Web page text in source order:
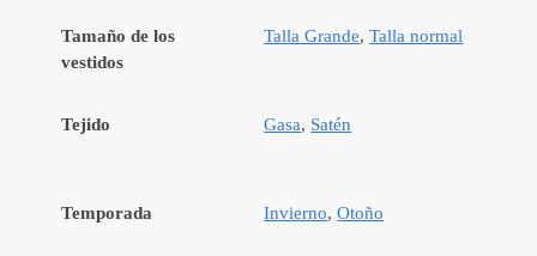
Tamaño de los
vestidos
Talla Grande,Talla normal
Tejido Gasa, Satén
Temporada Invierno,Otoño